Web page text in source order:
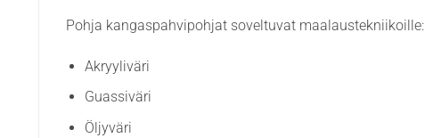
Pohja kangaspahvipohjat soveltuvat maalaustekniikoille:
Akryyliväri
Guassiväri
Öljyväri